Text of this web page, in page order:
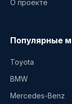
О проекте
Популярные
Toyota
BMW
Mercedes-Benz